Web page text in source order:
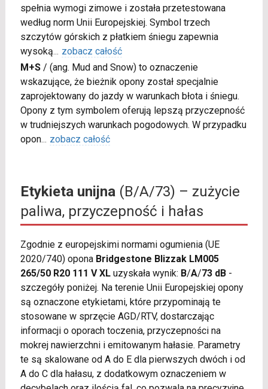
spełnia wymogi zimowe i została przetestowana
według norm Unii Europejskiej. Symbol trzech
szczytów górskich z płatkiem śniegu zapewnia
wysoką... zobacz całość
M+S/ (ang. Mud and Snow) to oznaczenie
wskazujące, że bieżnik opony został specjalnie
zaprojektowany do jazdy w warunkach błota i śniegu.
Opony z tym symbolem oferują lepszą przyczepność
w trudniejszych warunkach pogodowych. W przypadku
opon... zobacz całość
Etykieta unijna(B/A/73) – zużycie
paliwa, przyczepność i hałas
Zgodnie z europejskimi normami ogumienia (UE
2020/740) opona Bridgestone Blizzak LM005
265/50 R20 111 V XLuzyskała wynik: B/A/73 dB-
szczegóły poniżej. Na terenie Unii Europejskiej opony
są oznaczone etykietami, które przypominają te
stosowane w sprzęcie AGD/RTV, dostarczając
informacji o oporach toczenia, przyczepności na
mokrej nawierzchni i emitowanym hałasie. Parametry
te są skalowane od A do E dla pierwszych dwóch i od
A do C dla hałasu, z dodatkowym oznaczeniem w